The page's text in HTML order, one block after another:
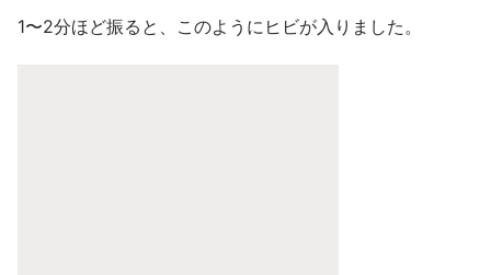
1〜2分ほど振ると、このようにヒビが入りました。